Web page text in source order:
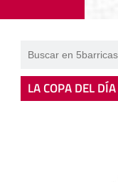
LA COPA DEL DÍA